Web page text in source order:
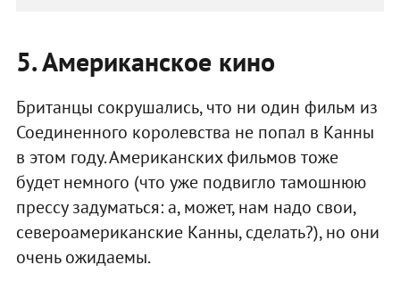
5. Американское кино
Британцы сокрушались, что ни один фильм из
Соединенного королевства не попал в Канны
в этом году. Американских фильмов тоже
будет немного (что уже подвигло тамошнюю
прессу задуматься: а, может, нам надо свои,
североамериканские Канны, сделать?), но они
очень ожидаемы.